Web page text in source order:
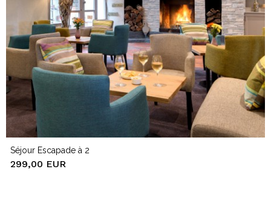
Séjour Escapade à 2
299,00 EUR